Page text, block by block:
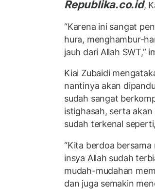
Republika.co.id,
“Karena ini sangat
hura, menghambur-
jauh dari Allah SWT,”
Kiai Zubaidi
nantinya akan
sudah sangat
istighasah, serta
sudah terkenal
“Kita berdoa
insya Allah sudah
mudah-mudahan
dan juga semakin